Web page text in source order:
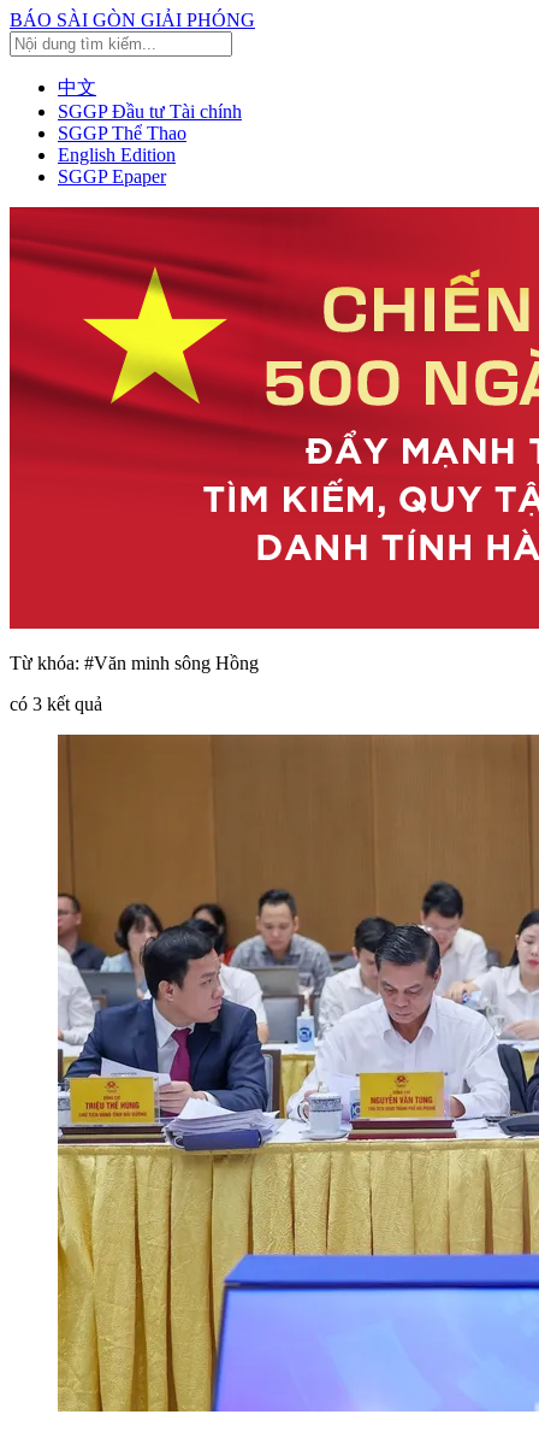
BÁO SÀI GÒN GIẢI PHÓNG
中文
SGGP Đầu tư Tài chính
SGGP Thể Thao
English Edition
SGGP Epaper
Từ khóa: #Văn minh sông Hồng
có 3 kết quả